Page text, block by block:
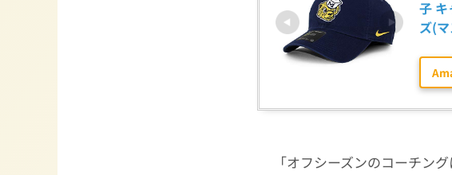
子 キ
ズ(
「オフシーズンのコーチン